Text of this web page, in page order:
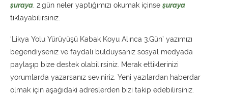
şuraya , 2.gün neler yaptığımızı okumak içinseşuraya
tıklayabilirsiniz.
‘Likya Yolu Yürüyüşü Kabak Koyu Alınca 3.Gün’ yazımızı
beğendiyseniz ve faydalı bulduysanız sosyal medyada
paylaşıp bize destek olabilirsiniz. Merak ettiklerinizi
yorumlarda yazarsanız seviniriz. Yeni yazılardan haberdar
olmak için aşağıdaki adreslerden bizi takip edebilirsiniz.